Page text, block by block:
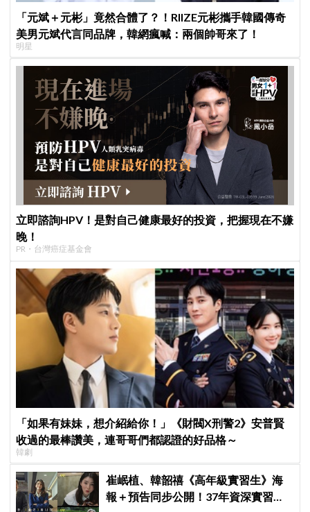
「元斌＋元彬」竟然合體了？！RIIZE元彬攜手韓國傳奇
美男元斌代言同品牌，韓網瘋喊：兩個帥哥來了！
明星
立即諮詢HPV！是對自己健康最好的投資，把握現在不嫌
晚！
PR・台灣癌症基金會
「如果有妹妹，想介紹給你！」《財閥X刑警2》安普賢
收過的最棒讚美，連哥哥們都認證的好品格～
韓劇
崔岷植、韓韶禧《高年級實習生》海
報＋預告同步公開！37年資深實習生